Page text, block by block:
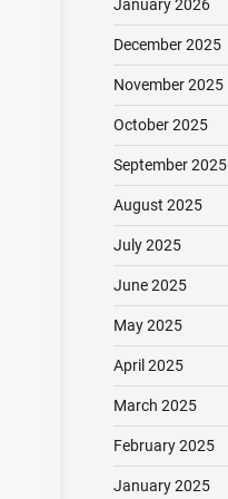
January 2026
December 2025
November 2025
October 2025
September 2025
August 2025
July 2025
June 2025
May 2025
April 2025
March 2025
February 2025
January 2025